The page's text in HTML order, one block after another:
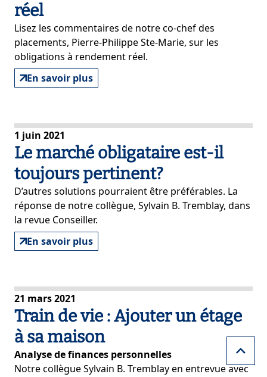
réel
Lisez les commentaires de notre co-chef des
placements, Pierre-Philippe Ste-Marie, sur les
obligations à rendement réel.
En savoir plus
1 juin 2021
Le marché obligataire est-il
toujours pertinent?
D’autres solutions pourraient être préférables. La
réponse de notre collègue, Sylvain B. Tremblay, dans
la revue Conseiller.
En savoir plus
21 mars 2021
Train de vie : Ajouter un étage
à sa maison
Analyse de finances personnelles
Notre collègue Sylvain B. Tremblay en entrevue avec